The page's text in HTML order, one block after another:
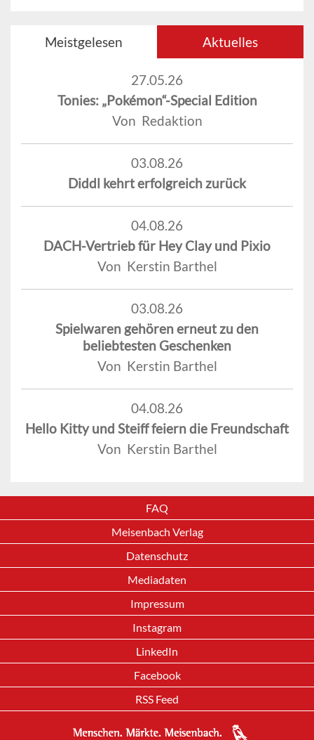
Meistgelesen Aktuelles
27.05.26
Tonies: „Pokémon“-Special Edition
Von Redaktion
03.08.26
Diddl kehrt erfolgreich zurück
04.08.26
DACH-Vertrieb für Hey Clay und Pixio
Von Kerstin Barthel
03.08.26
Spielwaren gehören erneut zu den
beliebtesten Geschenken
Von Kerstin Barthel
04.08.26
Hello Kitty und Steiff feiern die Freundschaft
Von Kerstin Barthel
FAQ
Meisenbach Verlag
Datenschutz
Mediadaten
Impressum
Instagram
LinkedIn
Facebook
RSS Feed